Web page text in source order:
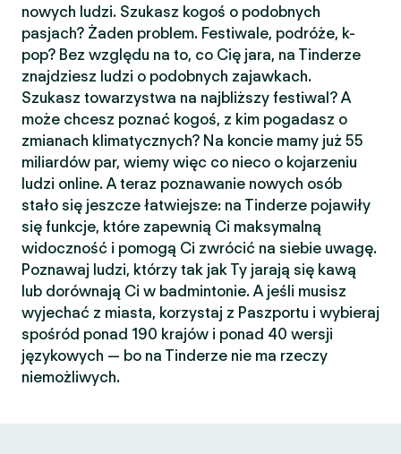
nowych ludzi. Szukasz kogoś o podobnych
pasjach? Żaden problem. Festiwale, podróże, k-
pop? Bez względu na to, co Cię jara, na Tinderze
znajdziesz ludzi o podobnych zajawkach.
Szukasz towarzystwa na najbliższy festiwal? A
może chcesz poznać kogoś, z kim pogadasz o
zmianach klimatycznych? Na koncie mamy już 55
miliardów par, wiemy więc co nieco o kojarzeniu
ludzi online. A teraz poznawanie nowych osób
stało się jeszcze łatwiejsze: na Tinderze pojawiły
się funkcje, które zapewnią Ci maksymalną
widoczność i pomogą Ci zwrócić na siebie uwagę.
Poznawaj ludzi, którzy tak jak Ty jarają się kawą
lub dorównają Ci w badmintonie. A jeśli musisz
wyjechać z miasta, korzystaj z Paszportu i wybieraj
spośród ponad 190 krajów i ponad 40 wersji
językowych — bo na Tinderze nie ma rzeczy
niemożliwych.